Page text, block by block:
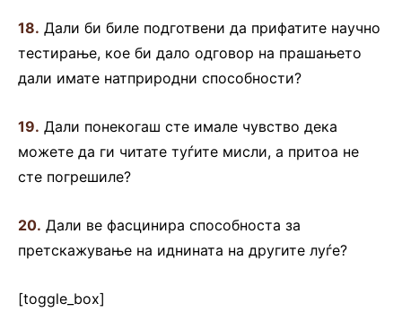
18. Дали би биле подготвени да прифатите научно
тестирање, кое би дало одговор на прашањето
дали имате натприродни способности?
19. Дали понекогаш сте имале чувство дека
можете да ги читате туѓите мисли, а притоа не
сте погрешиле?
20. Дали ве фасцинира способноста за
претскажување на иднината на другите луѓе?
[toggle_box]